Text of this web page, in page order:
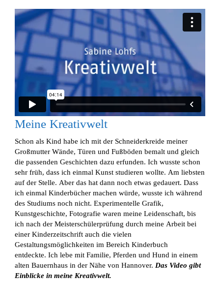
Meine Kreativwelt
Schon als Kind habe ich mit der Schneiderkreide meiner
Großmutter Wände, Türen und Fußböden bemalt und gleich
die passenden Geschichten dazu erfunden. Ich wusste schon
sehr früh, dass ich einmal Kunst studieren wollte. Am liebsten
auf der Stelle. Aber das hat dann noch etwas gedauert. Dass
ich einmal Kinderbücher machen würde, wusste ich während
des Studiums noch nicht. Experimentelle Grafik,
Kunstgeschichte, Fotografie waren meine Leidenschaft, bis
ich nach der Meisterschülerprüfung durch meine Arbeit bei
einer Kinderzeitschrift auch die vielen
Gestaltungsmöglichkeiten im Bereich Kinderbuch
entdeckte. Ich lebe mit Familie, Pferden und Hund in einem
alten Bauernhaus in der Nähe von Hannover. Das Video gibt
Einblicke in meine Kreativwelt.